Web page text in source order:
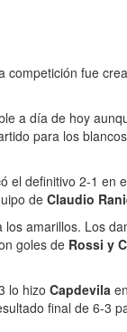
fue
a día de hoy
para los
el definitivo 2-1 en
de Claudio
amarillos. Los
goles de Rossi y
lo hizo Capdevila
final de 6-3